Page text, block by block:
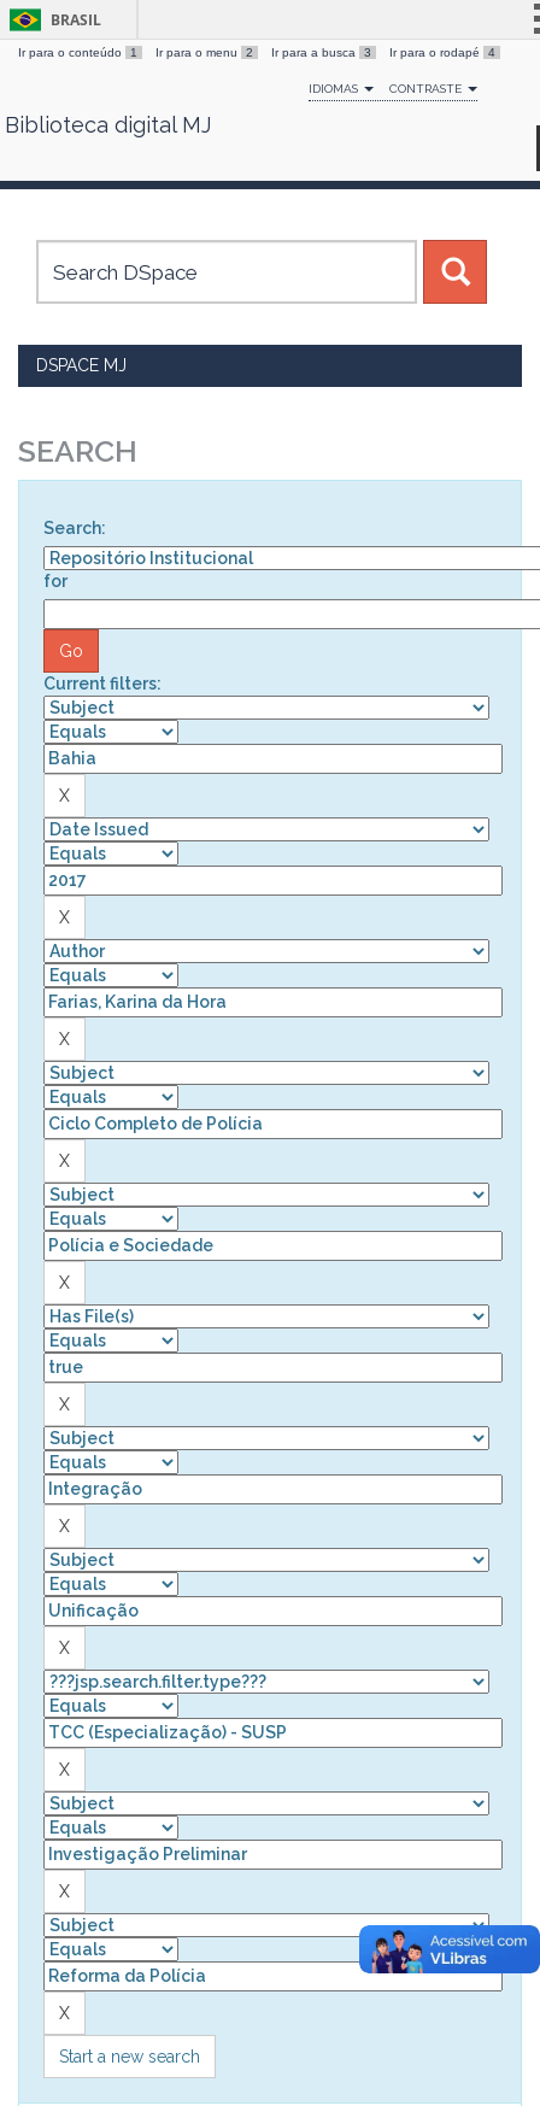
Skip
BRASIL
Simplifique!
Comunica BR
Canais
Ir para o conteúdo 1 Ir para o menu 2 Ir para a busca 3 Ir para o rodapé 4
IDIOMAS CONTRASTE
Biblioteca digital MJ
DSPACE MJ
SEARCH
Search:
for
Current filters:
Start a new search